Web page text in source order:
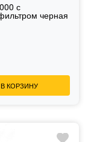
с
черная
В КОРЗИНУ